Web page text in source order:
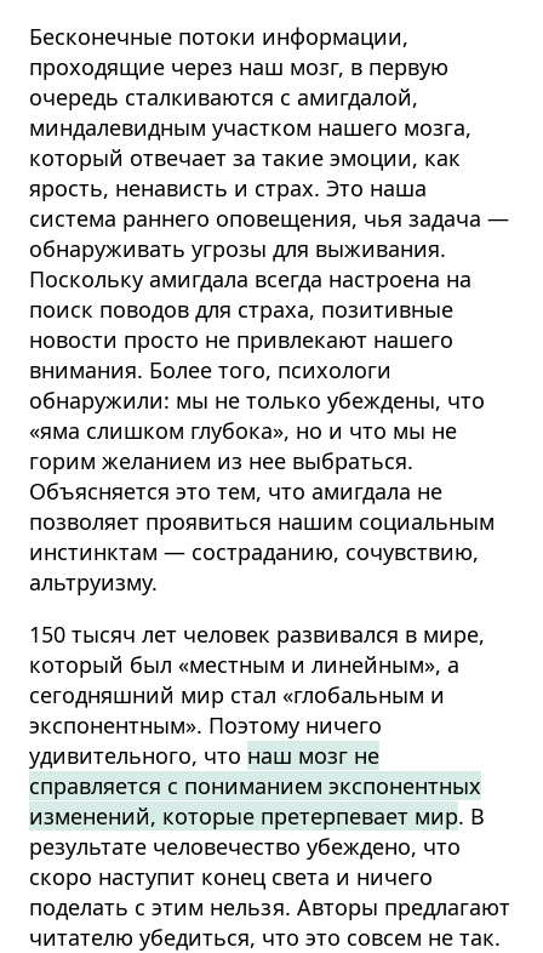
Бесконечные потоки информации,
проходящие через наш мозг, в первую
очередь сталкиваются с амигдалой,
миндалевидным участком нашего мозга,
который отвечает за такие эмоции, как
ярость, ненависть и страх. Это наша
система раннего оповещения, чья задача —
обнаруживать угрозы для выживания.
Поскольку амигдала всегда настроена на
поиск поводов для страха, позитивные
новости просто не привлекают нашего
внимания. Более того, психологи
обнаружили: мы не только убеждены, что
«яма слишком глубока», но и что мы не
горим желанием из нее выбраться.
Объясняется это тем, что амигдала не
позволяет проявиться нашим социальным
инстинктам — состраданию, сочувствию,
альтруизму.
150 тысяч лет человек развивался в мире,
который был «местным и линейным», а
сегодняшний мир стал «глобальным и
экспонентным». Поэтому ничего
удивительного, что наш мозг не
справляется с пониманием экспонентных
изменений, которые претерпевает мир. В
результате человечество убеждено, что
скоро наступит конец света и ничего
поделать с этим нельзя. Авторы предлагают
читателю убедиться, что это совсем не так.